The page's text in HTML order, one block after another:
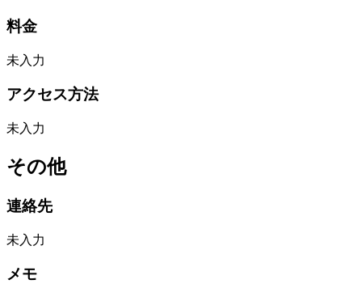
料金
未入力
アクセス方法
未入力
その他
連絡先
未入力
メモ